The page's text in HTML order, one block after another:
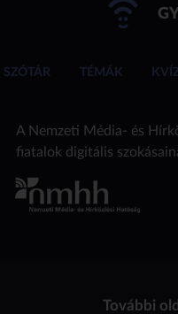
SZÓTÁR TÉMÁK
A Nemzeti Média- és
fiatalok digitális
További